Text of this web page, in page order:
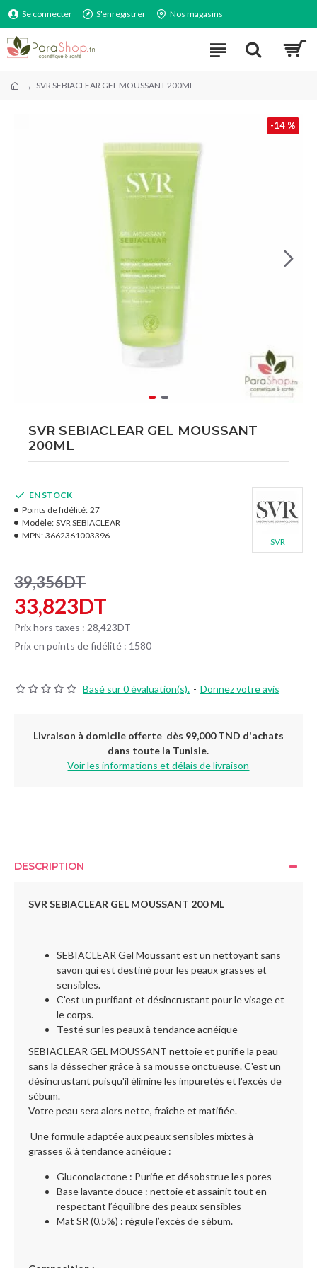
Se connecter S'enregistrer Nos magasins
SVR SEBIACLEAR GEL MOUSSANT 200ML
-14 %
SVR SEBIACLEAR GEL MOUSSANT
200ML
Basé sur 0 évaluation(s). - Donnez votre avis
33,823DT
39,356DT
Prix hors taxes : 28,423DT
Prix en points de fidélité : 1580
EN STOCK
Points de fidélité: 27
Modèle: SVR SEBIACLEAR
MPN: 3662361003396
SVR
Livraison à domicile offerte dès 99,000 TND d'achats
dans toute la Tunisie.
Voir les informations et délais de livraison
DESCRIPTION
SVR SEBIACLEAR GEL MOUSSANT 200 ML
SEBIACLEAR Gel Moussant est un nettoyant sans
savon qui est destiné pour les peaux grasses et
sensibles.
C'est un purifiant et désincrustant pour le visage et
le corps.
Testé sur les peaux à tendance acnéique
SEBIACLEAR GEL MOUSSANT nettoie et purifie la peau
sans la déssecher grâce à sa mousse onctueuse. C'est un
désincrustant puisqu'il élimine les impuretés et l'excès de
sébum.
Votre peau sera alors nette, fraîche et matifiée.
Une formule adaptée aux peaux sensibles mixtes à
grasses & à tendance acnéique :
Gluconolactone : Purifie et désobstrue les pores
Base lavante douce : nettoie et assainit tout en
respectant l’équilibre des peaux sensibles
Mat SR (0,5%) : régule l’excès de sébum.